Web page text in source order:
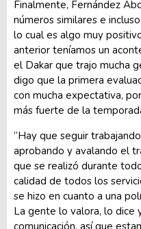
Finalmente, Fernández
números similares e
lo cual es algo muy
anterior teníamos un
el Dakar que trajo mucha
digo que la primera
con mucha expectativa,
más fuerte de la
“Hay que seguir
aprobando y avalando el
que se realizó durante
calidad de todos los
se hizo en cuanto a una
La gente lo valora, lo dice
comunicación, así que